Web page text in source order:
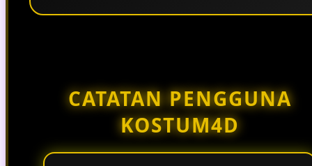
CATATAN PENGGUNA
KOSTUM4D